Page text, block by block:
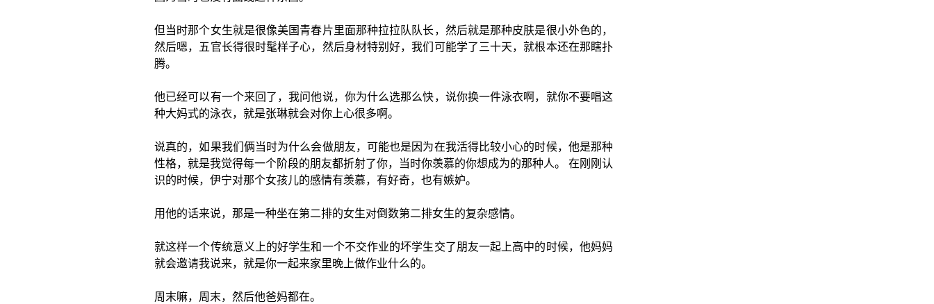
但当时那个女生就是很像美国青春片里面那种拉拉队队长，然后就是那种皮肤是很小外色的，
然后嗯，五官长得很时髦样子心，然后身材特别好，我们可能学了三十天，就根本还在那瞎扑
腾。
他已经可以有一个来回了，我问他说，你为什么选那么快，说你换一件泳衣啊，就你不要唱这
种大妈式的泳衣，就是张琳就会对你上心很多啊。
说真的，如果我们俩当时为什么会做朋友，可能也是因为在我活得比较小心的时候，他是那种
性格，就是我觉得每一个阶段的朋友都折射了你，当时你羡慕的你想成为的那种人。 在刚刚认
识的时候，伊宁对那个女孩儿的感情有羡慕，有好奇，也有嫉妒。
用他的话来说，那是一种坐在第二排的女生对倒数第二排女生的复杂感情。
就这样一个传统意义上的好学生和一个不交作业的坏学生交了朋友一起上高中的时候，他妈妈
就会邀请我说来，就是你一起来家里晚上做作业什么的。
周末嘛，周末，然后他爸妈都在。